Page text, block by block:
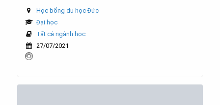
Học bổng du học Đức
Đại học
Tất cả ngành học
27/07/2021